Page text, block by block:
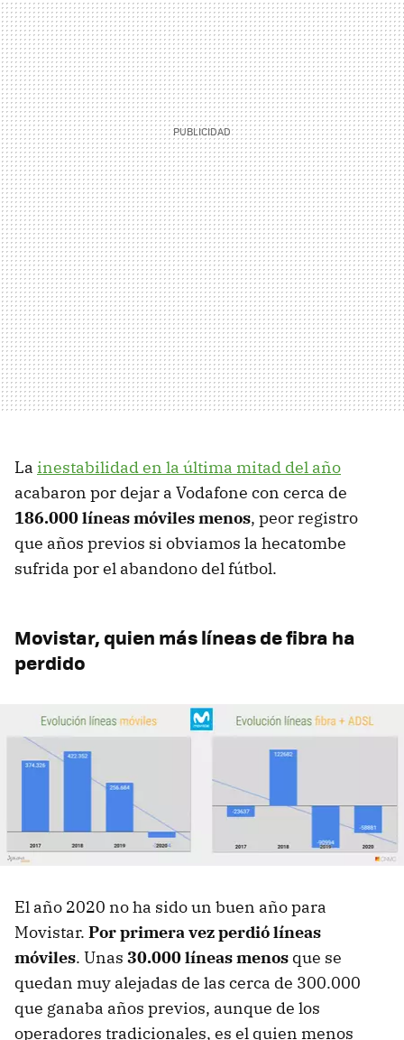
La inestabilidad en la última mitad del año
acabaron por dejar a Vodafone con cerca de
186.000 líneas móviles menos, peor registro
que años previos si obviamos la hecatombe
sufrida por el abandono del fútbol.
Movistar, quien más líneas de fibra ha
perdido
El año 2020 no ha sido un buen año para
Movistar. Por primera vez perdió líneas
móviles. Unas 30.000 líneas menos que se
quedan muy alejadas de las cerca de 300.000
que ganaba años previos, aunque de los
operadores tradicionales, es el quien menos